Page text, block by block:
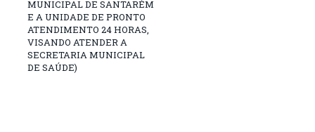
MUNICIPAL DE SANTARÉM
E A UNIDADE DE PRONTO
ATENDIMENTO 24 HORAS,
VISANDO ATENDER A
SECRETARIA MUNICIPAL
DE SAÚDE)